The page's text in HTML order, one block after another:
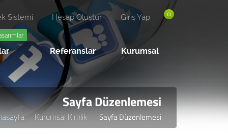
0
Giriş Yap
Hesap Oluştur
Sistemi
Referanslar Kurumsal
Sayfa Düzenlemesi
Kurumsal Kimlik Sayfa Düzenlemesi